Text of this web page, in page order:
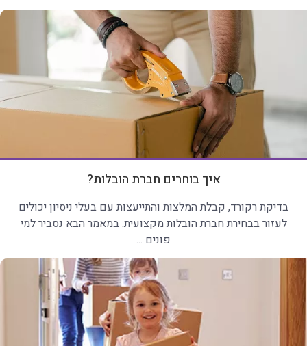
איך בוחרים חברת הובלות?
בדיקת רקורד, קבלת המלצות והתייעצות עם בעלי ניסיון יכולים
לעזור בבחירת חברת הובלות מקצועית. במאמר הבא נסביר למי
פונים ...